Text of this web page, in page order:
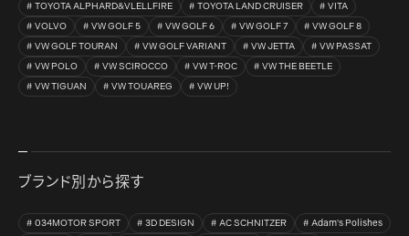
TOYOTA ALPHARD&VLELLFIRE
TOYOTA LAND CRUISER
VITA
VOLVO
VW GOLF 5 VW GOLF 6 VW GOLF 7
VW GOLF 8
VW GOLF TOURAN
VW GOLF VARIANT VW JETTA
VW PASSAT
VW POLO
VW SCIROCCO VW T-ROC
VW THE BEETLE
VW TIGUAN
VW TOUAREG VW UP!
ブランド別から探す
034MOTOR SPORT 3D DESIGN AC SCHNITZER
Adam's Polishes